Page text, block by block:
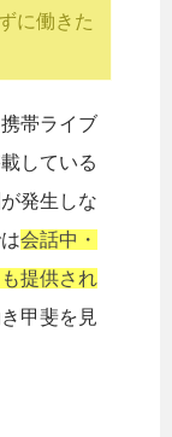
に働きた
帯ライブ
している
発生しな
会話中・
提供され
甲斐を見